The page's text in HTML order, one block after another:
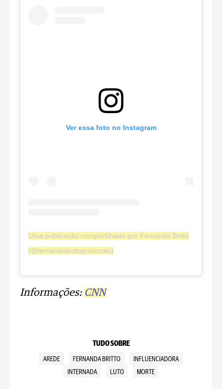
Ver essa foto no Instagram
Uma publicação compartilhada por Fernanda Britto
(@fernandabrittoprotocolo)
Informações: CNN
TUDO SOBRE
AREDE FERNANDA BRITTO
INFLUENCIADORA
INTERNADA
LUTO MORTE